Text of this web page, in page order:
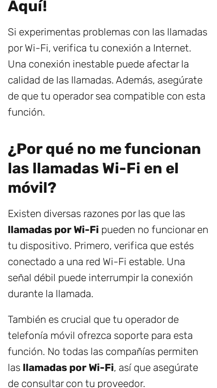
Aquí!
Si experimentas problemas con las llamadas
por Wi-Fi, verifica tu conexión a Internet.
Una conexión inestable puede afectar la
calidad de las llamadas. Además, asegúrate
de que tu operador sea compatible con esta
función.
¿Por qué no me funcionan
las llamadas Wi-Fi en el
móvil?
Existen diversas razones por las que las
llamadas por Wi-Fi pueden no funcionar en
tu dispositivo. Primero, verifica que estés
conectado a una red Wi-Fi estable. Una
señal débil puede interrumpir la conexión
durante la llamada.
También es crucial que tu operador de
telefonía móvil ofrezca soporte para esta
función. No todas las compañías permiten
las llamadas por Wi-Fi, así que asegúrate
de consultar con tu proveedor.